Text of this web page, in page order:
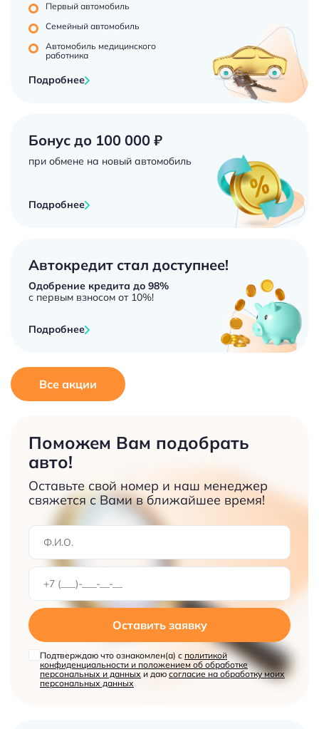
Первый автомобиль
Семейный автомобиль
Автомобиль медицинского
работника
Подробнее
Бонус до 100 000 ₽
при обмене на новый автомобиль
Подробнее
Автокредит стал доступнее!
Одобрение кредита до 98%
с первым взносом от 10%!
Подробнее
Все акции
Поможем Вам подобрать
авто!
Оставьте свой номер и наш менеджер
свяжется с Вами в ближайшее время!
Оставить заявку
Подтверждаю что ознакомлен(а) с политикой
конфиденциальности и положением об обработке
персональных и данных и даю согласие на обработку моих
персональных данных